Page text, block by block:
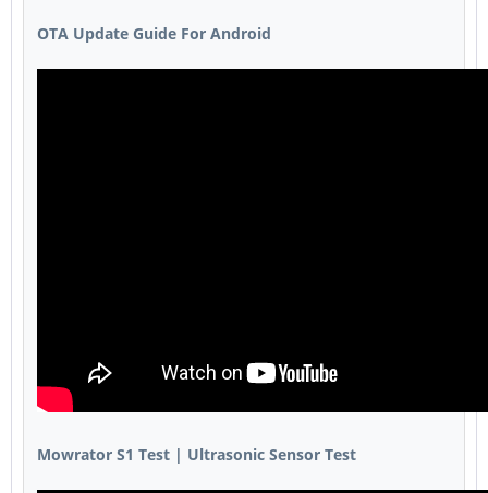
OTA Update Guide For Android
Mowrator S1 Test | Ultrasonic Sensor Test